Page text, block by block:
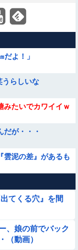
だよ！」
らしいな
みたいでカワイイｗ
が・・・
泥の差』があるも
発見される
う
題にｗｗｗｗｗｗｗ
てくる穴』を間
、娘の前でバック
（動画）